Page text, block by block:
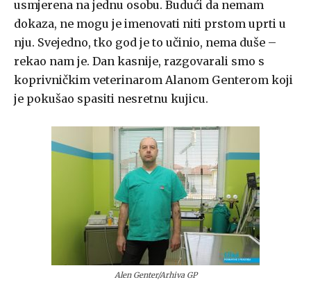
usmjerena na jednu osobu. Budući da nemam
dokaza, ne mogu je imenovati niti prstom uprti u
nju. Svejedno, tko god je to učinio, nema duše –
rekao nam je. Dan kasnije, razgovarali smo s
koprivničkim veterinarom Alanom Genterom koji
je pokušao spasiti nesretnu kujicu.
Alen Genter/Arhiva GP